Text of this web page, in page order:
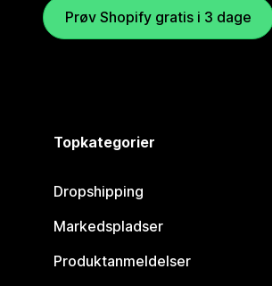
Prøv Shopify gratis i 3 dage
Topkategorier
Dropshipping
Markedspladser
Produktanmeldelser